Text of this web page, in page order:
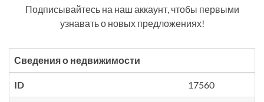
Подписывайтесь на наш аккаунт, чтобы первыми
узнавать о новых предложениях!
Сведения о недвижимости
ID 17560